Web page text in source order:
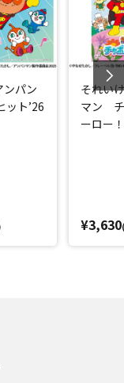
ンパン
ット’26
それい
マン チ
ーロー
¥3,630